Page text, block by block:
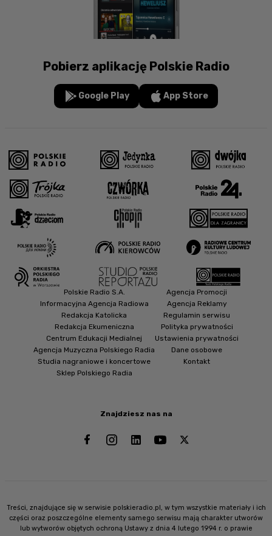
Pobierz aplikację Polskie Radio
Google Play App Store
Znajdziesz nas na
Polskie Radio S.A.
Informacyjna Agencja Radiowa
Redakcja Katolicka
Redakcja Ekumeniczna
Centrum Edukacji Medialnej
Agencja Muzyczna Polskiego Radia
Studia nagraniowe i koncertowe
Sklep Polskiego Radia
Agencja Promocji
Agencja Reklamy
Regulamin serwisu
Polityka prywatności
Ustawienia prywatności
Dane osobowe
Kontakt
Treści, znajdujące się w serwisie polskieradio.pl, w tym wszystkie materiały i ich
części oraz poszczególne elementy samego serwisu mają charakter utworów
lub wytworów objętych ochroną Ustawy z dnia 4 lutego 1994 r. o prawie